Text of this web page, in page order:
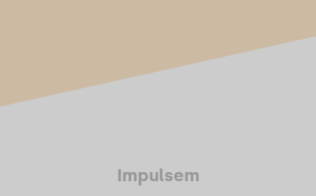
Impulsem